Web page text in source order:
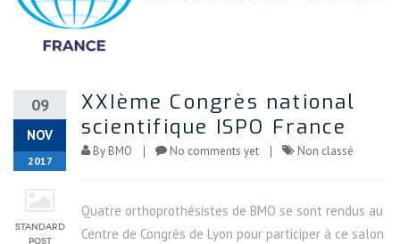
09
NOV
2017
XXIème Congrès national
scientifique ISPO France
By BMO No comments yet Non classé
Quatre orthoprothésistes de BMO se sont rendus au
Centre de Congrès de Lyon pour participer à ce salon